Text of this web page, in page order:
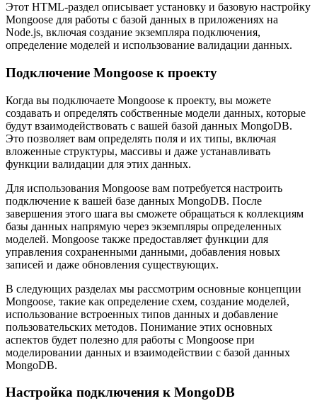
Этот HTML-раздел описывает установку и базовую настройку
Mongoose для работы с базой данных в приложениях на
Node.js, включая создание экземпляра подключения,
определение моделей и использование валидации данных.
Подключение Mongoose к проекту
Когда вы подключаете Mongoose к проекту, вы можете
создавать и определять собственные модели данных, которые
будут взаимодействовать с вашей базой данных MongoDB.
Это позволяет вам определять поля и их типы, включая
вложенные структуры, массивы и даже устанавливать
функции валидации для этих данных.
Для использования Mongoose вам потребуется настроить
подключение к вашей базе данных MongoDB. После
завершения этого шага вы сможете обращаться к коллекциям
базы данных напрямую через экземпляры определенных
моделей. Mongoose также предоставляет функции для
управления сохраненными данными, добавления новых
записей и даже обновления существующих.
В следующих разделах мы рассмотрим основные концепции
Mongoose, такие как определение схем, создание моделей,
использование встроенных типов данных и добавление
пользовательских методов. Понимание этих основных
аспектов будет полезно для работы с Mongoose при
моделировании данных и взаимодействии с базой данных
MongoDB.
Настройка подключения к MongoDB